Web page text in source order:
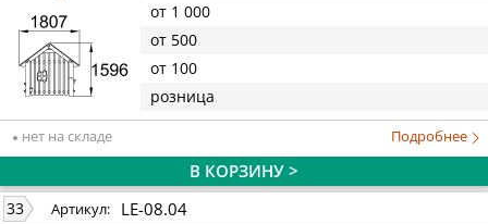
от 1 000
от 500
от 100
розница
нет на складе Подробнее
В КОРЗИНУ >
33 Артикул: LE-08.04